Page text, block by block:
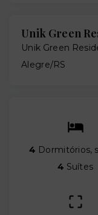
Unik Green
Unik Green
Alegre/RS
4 Dormitórios,
4 Suítes